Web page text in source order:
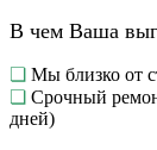
В чем Ваша
❏ Мы близко от
❏ Срочный
дней)